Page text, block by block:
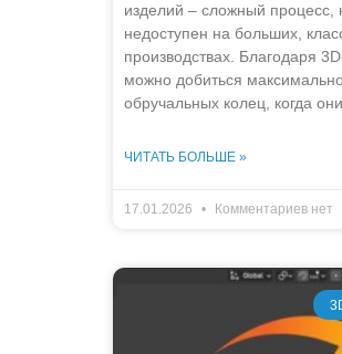
изделий – сложный процесс,
недоступен на больших,
производствах. Благодаря
можно добиться
обручальных колец, когда
ЧИТАТЬ БОЛЬШЕ »
17.01.2026 Комментариев нет